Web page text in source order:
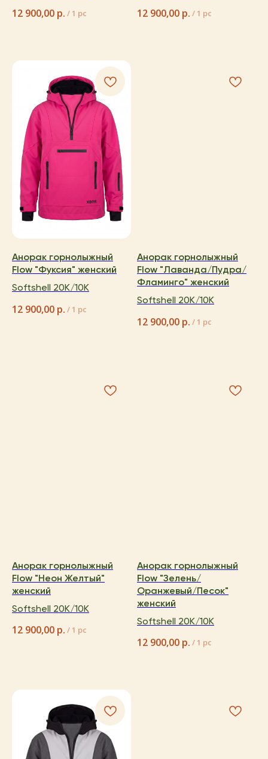
12 900,00 р. / 1 pc 12 900,00 р. / 1 pc
Анорак горнолыжный
Flow "Фуксия" женский
Softshell 20K/10K
12 900,00 р. / 1 pc
Анорак горнолыжный
Flow "Лаванда/Пудра/
Фламинго" женский
Softshell 20K/10K
12 900,00 р. / 1 pc
Анорак горнолыжный
Flow "Неон Желтый"
женский
Softshell 20K/10K
12 900,00 р. / 1 pc
Анорак горнолыжный
Flow "Зелень/
Оранжевый/Песок"
женский
Softshell 20K/10K
12 900,00 р. / 1 pc